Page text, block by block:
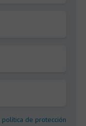
política de protección